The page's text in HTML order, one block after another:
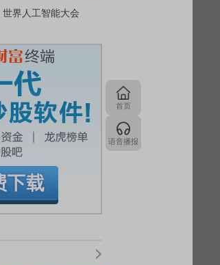
世界人工智能大会
首页
语音播报